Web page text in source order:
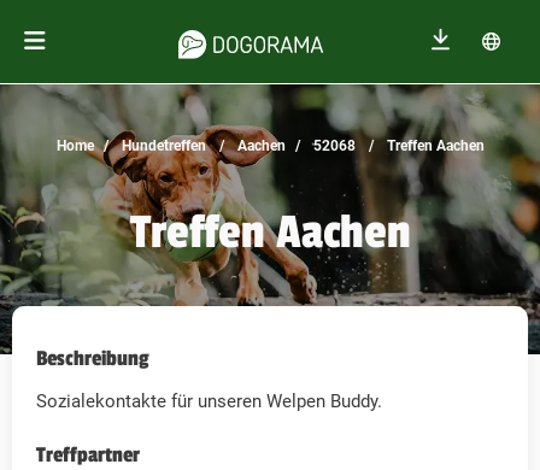
Home Hundetreffen Aachen 52068 Treffen Aachen
Treffen Aachen
Beschreibung
Sozialekontakte für unseren Welpen Buddy.
Treffpartner